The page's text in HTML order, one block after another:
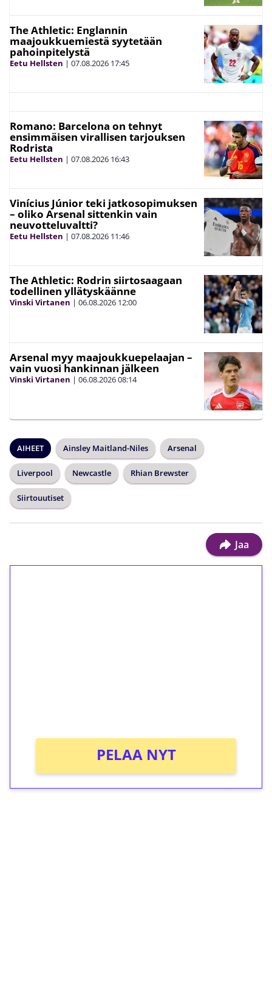
The Athletic: Englannin
maajoukkuemiestä syytetään
pahoinpitelystä
Eetu Hellsten | 07.08.2026 17:45
Romano: Barcelona on tehnyt
ensimmäisen virallisen tarjouksen
Rodrista
Eetu Hellsten | 07.08.2026 16:43
Vinícius Júnior teki jatkosopimuksen
– oliko Arsenal sittenkin vain
neuvotteluvaltti?
Eetu Hellsten | 07.08.2026 11:46
The Athletic: Rodrin siirtosaagaan
todellinen yllätyskäänne
Vinski Virtanen | 06.08.2026 12:00
Arsenal myy maajoukkuepelaajan –
vain vuosi hankinnan jälkeen
Vinski Virtanen | 06.08.202608:14
AIHEET Ainsley Maitland-Niles Arsenal
Liverpool Newcastle Rhian Brewster
Siirtouutiset
Jaa
PELAA NYT